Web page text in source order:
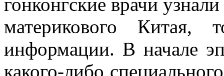
материкового Китая,
информации. В начале
какого-либо